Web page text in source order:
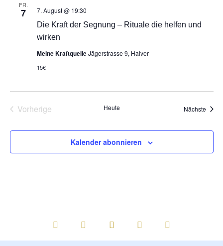
FR.
7
Die Kraft der Segnung – Rituale die helfen und
wirken
7. August @ 19:30
Meine KraftquelleJägerstrasse 9, Halver
15€
VorherigeVeranstaltungenHeute Nächste
Kalender abonnieren